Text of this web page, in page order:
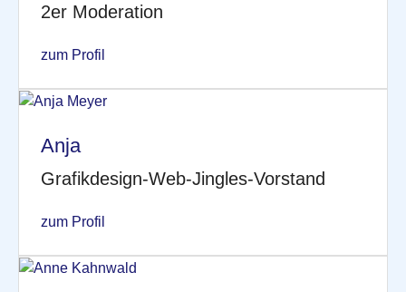
2er Moderation
zum Profil
Anja
Grafikdesign-Web-Jingles-Vorstand
zum Profil